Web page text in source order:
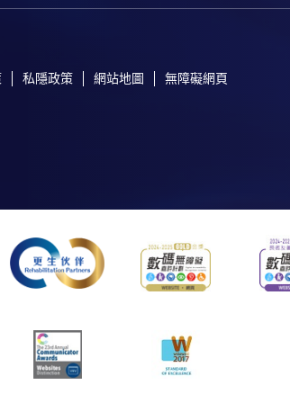
私隱政策 網站地圖 無障礙網頁